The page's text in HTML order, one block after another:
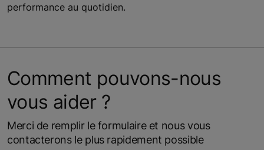
performance au quotidien.
Comment pouvons-nous
vous aider ?
Merci de remplir le formulaire et nous vous
contacterons le plus rapidement possible